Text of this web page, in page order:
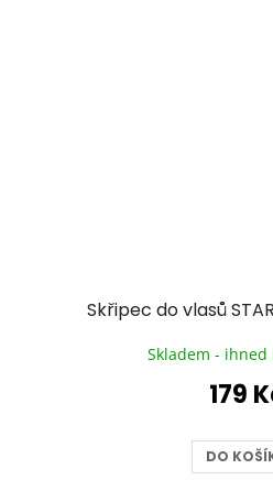
Skřipec do vlasů
Skladem - ihned
179
DO